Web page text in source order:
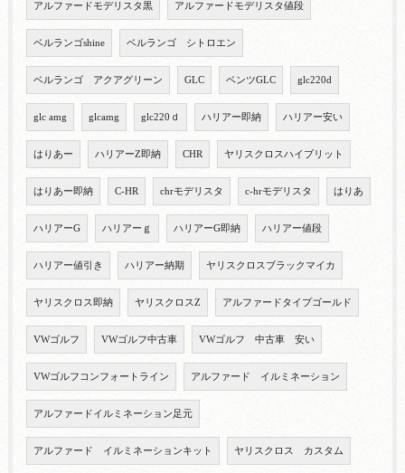
アルファードモデリスタ黒 アルファードモデリスタ値段
ベルランゴshine ベルランゴ シトロエン
ベルランゴ アクアグリーン GLC ベンツGLC glc220d
glc amg glcamg glc220ｄ ハリアー即納 ハリアー安い
はりあー ハリアーZ即納 CHR ヤリスクロスハイブリット
はりあー即納 C-HR chrモデリスタ c-hrモデリスタ はりあ
ハリアーG ハリアーｇ ハリアーG即納 ハリアー値段
ハリアー値引き ハリアー納期 ヤリスクロスブラックマイカ
ヤリスクロス即納 ヤリスクロスZ アルファードタイプゴールド
VWゴルフ VWゴルフ中古車 VWゴルフ 中古車 安い
VWゴルフコンフォートライン アルファード イルミネーション
アルファードイルミネーション足元
アルファード イルミネーションキット ヤリスクロス カスタム